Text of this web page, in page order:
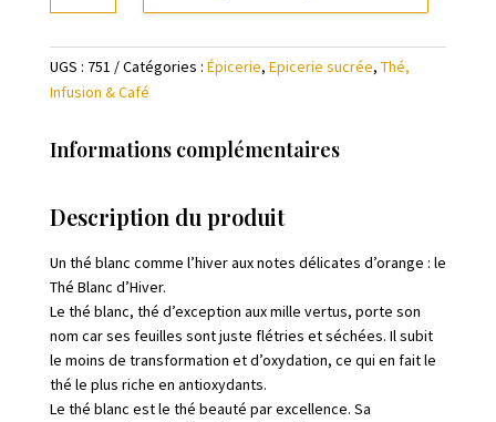
Thé
Blanc
d'hiver
Bio
UGS : 751 Catégories : Épicerie, Epicerie sucrée, Thé,
Infusion & Café
Informations complémentaires
Description du produit
Un thé blanc comme l’hiver aux notes délicates d’orange : le
Thé Blanc d’Hiver.
Le thé blanc, thé d’exception aux mille vertus, porte son
nom car ses feuilles sont juste flétries et séchées. Il subit
le moins de transformation et d’oxydation, ce qui en fait le
thé le plus riche en antioxydants.
Le thé blanc est le thé beauté par excellence. Sa